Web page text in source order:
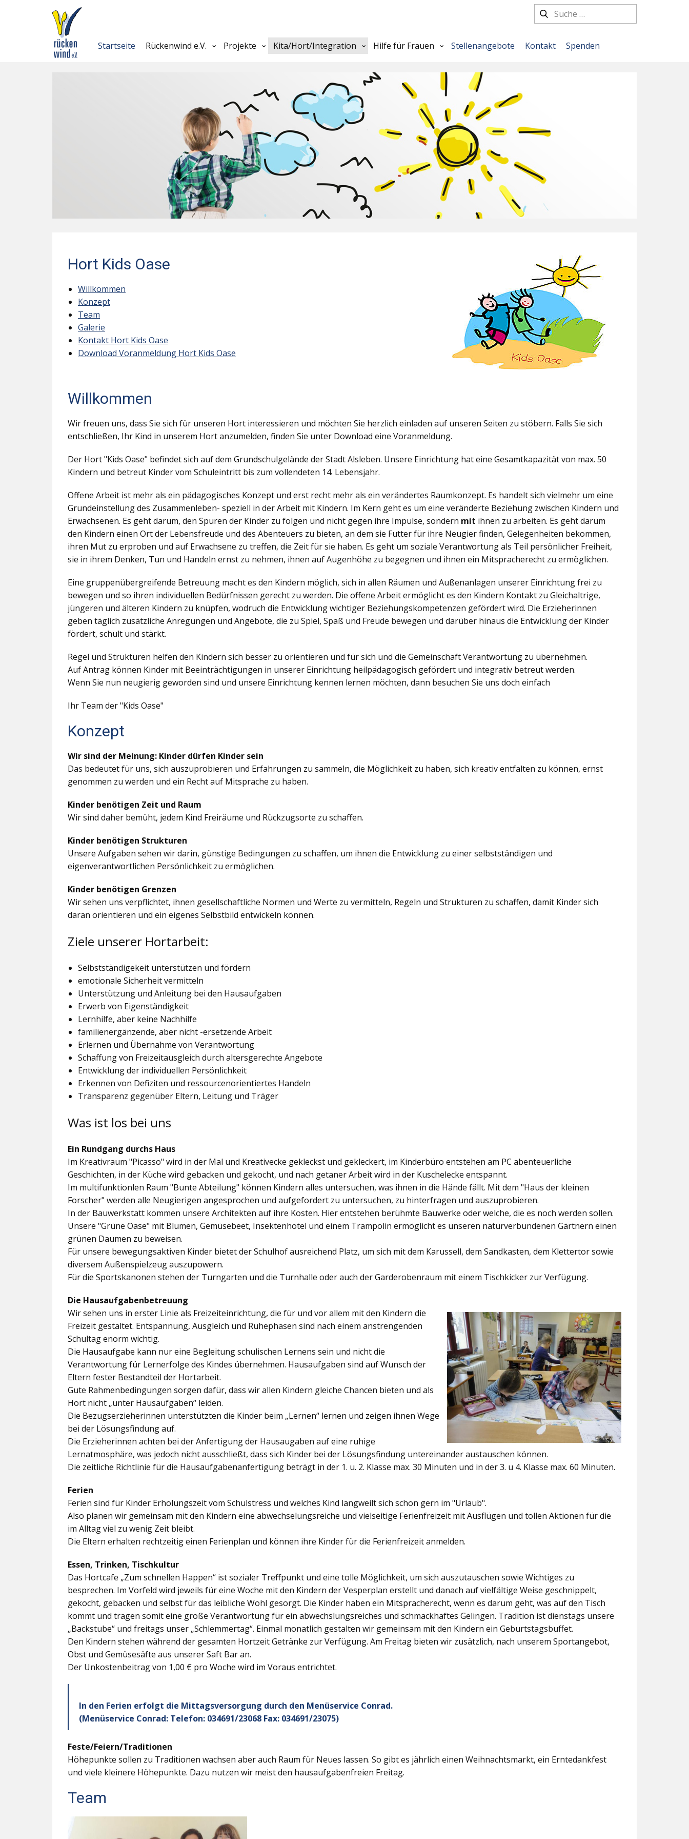
Startseite Rückenwind e.V. Projekte Kita/Hort/Integration Hilfe für Frauen Stellenangebote Kontakt Spenden
Hort Kids Oase
Willkommen
Konzept
Team
Galerie
Kontakt Hort Kids Oase
Download Voranmeldung Hort Kids Oase
Willkommen
Wir freuen uns, dass Sie sich für unseren Hort interessieren und möchten Sie herzlich einladen auf unseren Seiten zu stöbern. Falls Sie sich
entschließen, Ihr Kind in unserem Hort anzumelden, finden Sie unter Download eine Voranmeldung.
Der Hort "Kids Oase" befindet sich auf dem Grundschulgelände der Stadt Alsleben. Unsere Einrichtung hat eine Gesamtkapazität von max. 50
Kindern und betreut Kinder vom Schuleintritt bis zum vollendeten 14. Lebensjahr.
Offene Arbeit ist mehr als ein pädagogisches Konzept und erst recht mehr als ein verändertes Raumkonzept. Es handelt sich vielmehr um eine
Grundeinstellung des Zusammenleben- speziell in der Arbeit mit Kindern. Im Kern geht es um eine veränderte Beziehung zwischen Kindern und
Erwachsenen. Es geht darum, den Spuren der Kinder zu folgen und nicht gegen ihre Impulse, sondern mit ihnen zu arbeiten. Es geht darum
den Kindern einen Ort der Lebensfreude und des Abenteuers zu bieten, an dem sie Futter für ihre Neugier finden, Gelegenheiten bekommen,
ihren Mut zu erproben und auf Erwachsene zu treffen, die Zeit für sie haben. Es geht um soziale Verantwortung als Teil persönlicher Freiheit,
sie in ihrem Denken, Tun und Handeln ernst zu nehmen, ihnen auf Augenhöhe zu begegnen und ihnen ein Mitspracherecht zu ermöglichen.
Eine gruppenübergreifende Betreuung macht es den Kindern möglich, sich in allen Räumen und Außenanlagen unserer Einrichtung frei zu
bewegen und so ihren individuellen Bedürfnissen gerecht zu werden. Die offene Arbeit ermöglicht es den Kindern Kontakt zu Gleichaltrige,
jüngeren und älteren Kindern zu knüpfen, wodruch die Entwicklung wichtiger Beziehungskompetenzen gefördert wird. Die Erzieherinnen
geben täglich zusätzliche Anregungen und Angebote, die zu Spiel, Spaß und Freude bewegen und darüber hinaus die Entwicklung der Kinder
fördert, schult und stärkt.
Regel und Strukturen helfen den Kindern sich besser zu orientieren und für sich und die Gemeinschaft Verantwortung zu übernehmen.
Auf Antrag können Kinder mit Beeinträchtigungen in unserer Einrichtung heilpädagogisch gefördert und integrativ betreut werden.
Wenn Sie nun neugierig geworden sind und unsere Einrichtung kennen lernen möchten, dann besuchen Sie uns doch einfach
Ihr Team der "Kids Oase"
Konzept
Wir sind der Meinung: Kinder dürfen Kinder sein
Das bedeutet für uns, sich auszuprobieren und Erfahrungen zu sammeln, die Möglichkeit zu haben, sich kreativ entfalten zu können, ernst
genommen zu werden und ein Recht auf Mitsprache zu haben.
Kinder benötigen Zeit und Raum
Wir sind daher bemüht, jedem Kind Freiräume und Rückzugsorte zu schaffen.
Kinder benötigen Strukturen
Unsere Aufgaben sehen wir darin, günstige Bedingungen zu schaffen, um ihnen die Entwicklung zu einer selbstständigen und
eigenverantwortlichen Persönlichkeit zu ermöglichen.
Kinder benötigen Grenzen
Wir sehen uns verpflichtet, ihnen gesellschaftliche Normen und Werte zu vermitteln, Regeln und Strukturen zu schaffen, damit Kinder sich
daran orientieren und ein eigenes Selbstbild entwickeln können.
Ziele unserer Hortarbeit:
Selbstständigekeit unterstützen und fördern
emotionale Sicherheit vermitteln
Unterstützung und Anleitung bei den Hausaufgaben
Erwerb von Eigenständigkeit
Lernhilfe, aber keine Nachhilfe
familienergänzende, aber nicht -ersetzende Arbeit
Erlernen und Übernahme von Verantwortung
Schaffung von Freizeitausgleich durch altersgerechte Angebote
Entwicklung der individuellen Persönlichkeit
Erkennen von Defiziten und ressourcenorientiertes Handeln
Transparenz gegenüber Eltern, Leitung und Träger
Was ist los bei uns
Ein Rundgang durchs Haus
Im Kreativraum "Picasso" wird in der Mal und Kreativecke gekleckst und gekleckert, im Kinderbüro entstehen am PC abenteuerliche
Geschichten, in der Küche wird gebacken und gekocht, und nach getaner Arbeit wird in der Kuschelecke entspannt.
Im multifunktionlen Raum "Bunte Abteilung" können Kindern alles untersuchen, was ihnen in die Hände fällt. Mit dem "Haus der kleinen
Forscher" werden alle Neugierigen angesprochen und aufgefordert zu untersuchen, zu hinterfragen und auszuprobieren.
In der Bauwerkstatt kommen unsere Architekten auf ihre Kosten. Hier entstehen berühmte Bauwerke oder welche, die es noch werden sollen.
Unsere "Grüne Oase" mit Blumen, Gemüsebeet, Insektenhotel und einem Trampolin ermöglicht es unseren naturverbundenen Gärtnern einen
grünen Daumen zu beweisen.
Für unsere bewegungsaktiven Kinder bietet derSchulhofausreichend Platz, um sich mit dem Karussell, dem Sandkasten, dem Klettertor sowie
diversem Außenspielzeug auszupowern.
Für die Sportskanonen stehen der Turngarten und die Turnhalle oder auch derGarderobenraum mit einem Tischkicker zur Verfügung.
Die Hausaufgabenbetreuung
Wir sehen uns in erster Linie als Freizeiteinrichtung, die für und vor allem mit den Kindern die
Freizeit gestaltet. Entspannung, Ausgleich und Ruhephasen sind nach einem anstrengenden
Schultag enorm wichtig.
Die Hausaufgabe kann nur eine Begleitung schulischen Lernens sein und nicht die
Verantwortung für Lernerfolge des Kindes übernehmen. Hausaufgaben sind auf Wunsch der
Eltern fester Bestandteil der Hortarbeit.
Gute Rahmenbedingungen sorgen dafür, dass wir allen Kindern gleiche Chancen bieten und als
Hort nicht „unter Hausaufgaben“ leiden.
Die Bezugserzieherinnen unterstützten die Kinder beim „Lernen“ lernen und zeigen ihnen Wege
bei der Lösungsfindung auf.
Die Erzieherinnen achten bei der Anfertigung der Hausaugaben auf eine ruhige
Lernatmosphäre, was jedoch nicht ausschließt, dass sich Kinder bei der Lösungsfindung untereinander austauschen können.
Die zeitliche Richtlinie für die Hausaufgabenanfertigung beträgt in der 1. u. 2. Klasse max. 30 Minuten und in der 3. u 4. Klasse max. 60 Minuten.
Ferien
Ferien sind für Kinder Erholungszeit vom Schulstress und welches Kind langweilt sich schon gern im "Urlaub".
Also planen wir gemeinsam mit den Kindern eine abwechselungsreiche und vielseitige Ferienfreizeit mit Ausflügen und tollen Aktionen für die
im Alltag viel zu wenig Zeit bleibt.
Die Eltern erhalten rechtzeitig einen Ferienplan und können ihre Kinder für die Ferienfreizeit anmelden.
Essen, Trinken, Tischkultur
Das Hortcafe „Zum schnellen Happen“ ist sozialer Treffpunkt und eine tolle Möglichkeit, um sich auszutauschen sowie Wichtiges zu
besprechen. Im Vorfeld wird jeweils für eine Woche mit den Kindern der Vesperplan erstellt und danach auf vielfältige Weise geschnippelt,
gekocht, gebacken und selbst für das leibliche Wohl gesorgt. Die Kinder haben ein Mitspracherecht, wenn es darum geht, was auf den Tisch
kommt und tragen somit eine große Verantwortung für ein abwechslungsreiches und schmackhaftes Gelingen. Tradition ist dienstags unsere
„Backstube“ und freitags unser „Schlemmertag“. Einmal monatlich gestalten wir gemeinsam mit den Kindern ein Geburtstagsbuffet.
Den Kindern stehen während der gesamten Hortzeit Getränke zur Verfügung. Am Freitag bieten wir zusätzlich, nach unserem Sportangebot,
Obst und Gemüsesäfte aus unserer Saft Bar an.
Der Unkostenbeitrag von 1,00 € pro Woche wird im Voraus entrichtet.
In den Ferien erfolgt die Mittagsversorgung durch den Menüservice Conrad.
(Menüservice Conrad: Telefon: 034691/23068 Fax: 034691/23075)
Feste/Feiern/Traditionen
Höhepunkte sollen zu Traditionen wachsen aber auch Raum für Neues lassen. So gibt es jährlich einen Weihnachtsmarkt, ein Erntedankfest
und viele kleinere Höhepunkte. Dazu nutzen wir meist den hausaufgabenfreien Freitag.
Team